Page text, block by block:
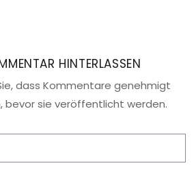
HINTERLASSEN
dass Kommentare genehmigt
bevor sie veröffentlicht werden.